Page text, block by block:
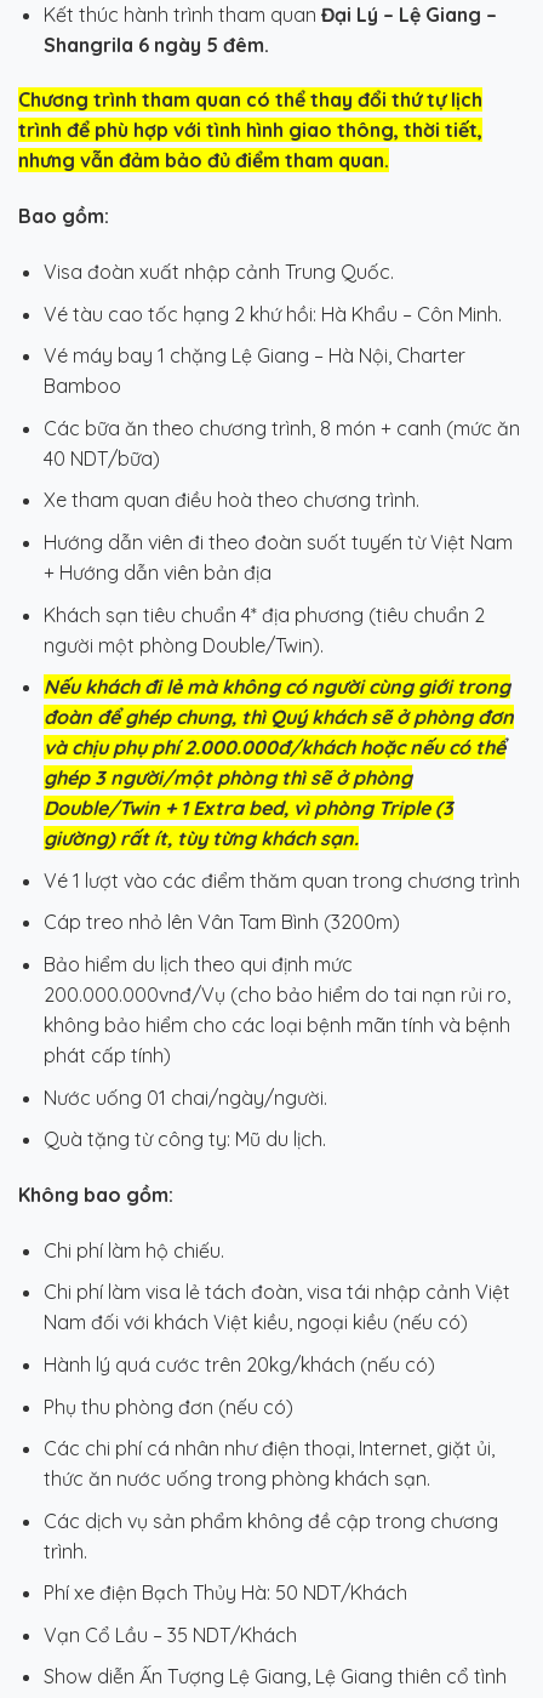
Kết thúc hành trình tham quan Đại Lý – Lệ Giang –
Shangrila 6 ngày 5 đêm.
Chương trình tham quan có thể thay đổi thứ tự lịch
trình để phù hợp với tình hình giao thông, thời tiết,
nhưng vẫn đảm bảo đủ điểm tham quan.
Bao gồm:
Visa đoàn xuất nhập cảnh Trung Quốc.
Vé tàu cao tốc hạng 2 khứ hồi: Hà Khẩu – Côn Minh.
Vé máy bay 1 chặng Lệ Giang – Hà Nội, Charter
Bamboo
Các bữa ăn theo chương trình, 8 món + canh (mức ăn
40 NDT/bữa)
Xe tham quan điều hoà theo chương trình.
Hướng dẫn viên đi theo đoàn suốt tuyến từ Việt Nam
+ Hướng dẫn viên bản địa
Khách sạn tiêu chuẩn 4* địa phương (tiêu chuẩn 2
người một phòng Double/Twin).
Nếu khách đi lẻ mà không có người cùng giới trong
đoàn để ghép chung, thì Quý khách sẽ ở phòng đơn
và chịu phụ phí 2.000.000đ/khách hoặcnếu có thể
ghép 3 người/một phòng thì sẽ ở phòng
Double/Twin + 1 Extra bed, vì phòng Triple (3
giường) rất ít, tùy từng khách sạn.
Vé 1 lượt vào các điểm thăm quan trong chương trình
Cáp treo nhỏ lên Vân Tam Bình (3200m)
Bảo hiểm du lịch theo qui định mức
200.000.000vnđ/Vụ (cho bảo hiểm do tai nạn rủi ro,
không bảo hiểm cho các loại bệnh mãn tính và bệnh
phát cấp tính)
Nước uống 01 chai/ngày/người.
Quà tặng từ công ty: Mũ du lịch.
Không bao gồm:
Chi phí làm hộ chiếu.
Chi phí làm visa lẻ tách đoàn, visa tái nhập cảnh Việt
Nam đối với khách Việt kiều, ngoại kiều (nếu có)
Hành lý quá cước trên 20kg/khách (nếu có)
Phụ thu phòng đơn (nếu có)
Các chi phí cá nhân như điện thoại, Internet, giặt ủi,
thức ăn nước uống trong phòng khách sạn.
Các dịch vụ sản phẩm không đề cập trong chương
trình.
Phí xe điện Bạch Thủy Hà: 50 NDT/Khách
Vạn Cổ Lầu – 35 NDT/Khách
Show diễn Ấn Tượng Lệ Giang, Lệ Giang thiên cổ tình